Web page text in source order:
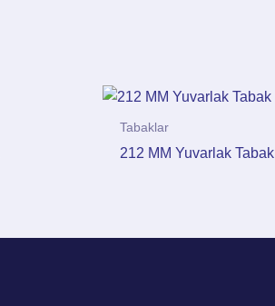
Tabaklar
212 MM Yuvarlak Tabak